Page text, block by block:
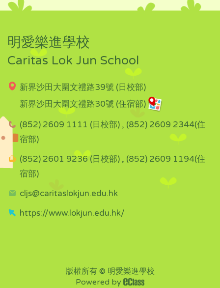
明愛樂進學校
Caritas Lok Jun School
新界沙田大圍文禮路39號 (日校部)
新界沙田大圍文禮路30號 (住宿部)
(852) 2609 1111 (日校部) , (852) 2609 2344(住
宿部)
(852) 2601 9236 (日校部) , (852) 2609 1194(住
宿部)
cljs@caritaslokjun.edu.hk
https://www.lokjun.edu.hk/
版權所有 © 明愛樂進學校
Powered by